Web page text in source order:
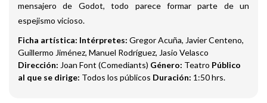
mensajero de Godot, todo parece formar parte de un
espejismo vicioso.
Ficha artística: Intérpretes: Gregor Acuña, Javier Centeno,
Guillermo Jiménez, Manuel Rodríguez, Jasio Velasco
Dirección: Joan Font (Comediants) Género: Teatro Público
al que se dirige: Todos los públicos Duración: 1:50 hrs.